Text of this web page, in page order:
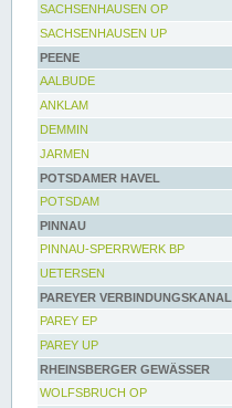
SACHSENHAUSEN OP
SACHSENHAUSEN UP
PEENE
AALBUDE
ANKLAM
DEMMIN
JARMEN
POTSDAMER HAVEL
POTSDAM
PINNAU
PINNAU-SPERRWERK BP
UETERSEN
PAREYER VERBINDUNGSKANAL
PAREY EP
PAREY UP
RHEINSBERGER GEWÄSSER
WOLFSBRUCH OP